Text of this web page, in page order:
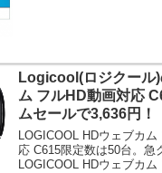
Logicool(ロジクール)
ム フルHD動画対応
ムセールで3,636円！
LOGICOOL HDウェブカ
応 C615限定数は50台。急
LOGICOOL HDウェブカム